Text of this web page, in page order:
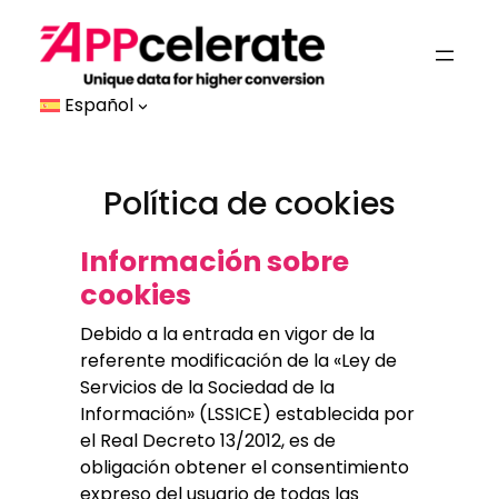
contenido
Español
Política de cookies
Información sobre
cookies
Debido a la entrada en vigor de la
referente modificación de la «Ley de
Servicios de la Sociedad de la
Información» (LSSICE) establecida por
el Real Decreto 13/2012, es de
obligación obtener el consentimiento